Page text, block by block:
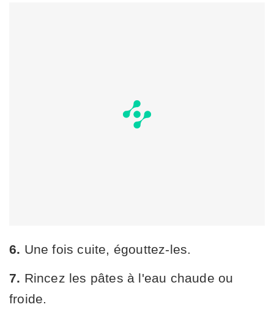
6. Une fois cuite, égouttez-les.
7. Rincez les pâtes à l'eau chaude ou
froide.